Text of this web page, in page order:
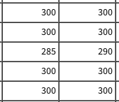
300 300
300 300
285 290
300 300
300 300